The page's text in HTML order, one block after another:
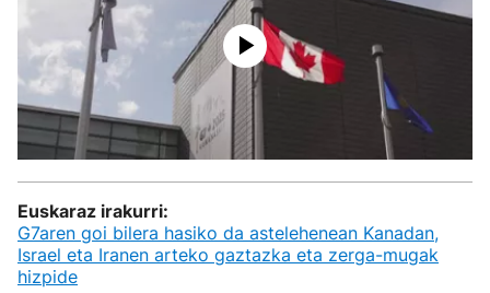
Euskaraz irakurri:
G7aren goi bilera hasiko da astelehenean Kanadan,
Israel eta Iranen arteko gaztazka eta zerga-mugak
hizpide